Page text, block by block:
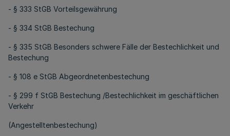
- § 333 StGB Vorteilsgewährung
- § 334 StGB Bestechung
- § 335 StGB Besonders schwere Fälle der Bestechlichkeit und
Bestechung
- § 108 e StGB Abgeordnetenbestechung
- § 299 f StGB Bestechung /Bestechlichkeit im geschäftlichen
Verkehr
(Angestelltenbestechung)